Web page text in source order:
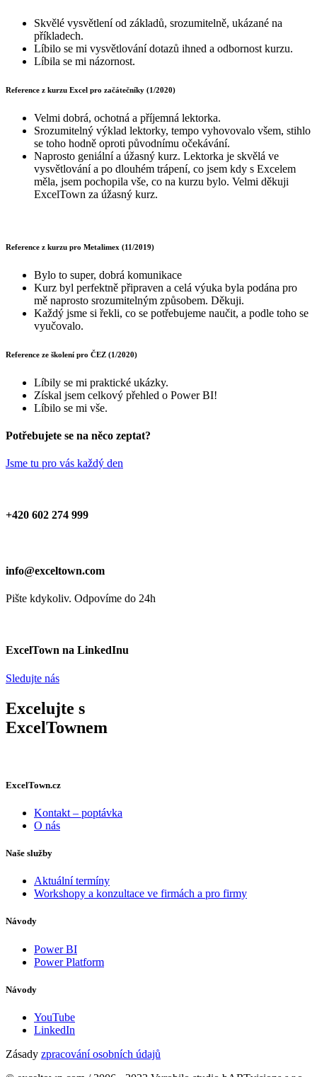
Skvělé vysvětlení od základů, srozumitelně, ukázané na
příkladech.
Líbilo se mi vysvětlování dotazů ihned a odbornost kurzu.
Líbila se mi názornost.
Reference z kurzu Excel pro začátečníky (1/2020)
Velmi dobrá, ochotná a příjemná lektorka.
Srozumitelný výklad lektorky, tempo vyhovovalo všem, stihlo
se toho hodně oproti původnímu očekávání.
Naprosto geniální a úžasný kurz. Lektorka je skvělá ve
vysvětlování a po dlouhém trápení, co jsem kdy s Excelem
měla, jsem pochopila vše, co na kurzu bylo. Velmi děkuji
ExcelTown za úžasný kurz.
Reference z kurzu pro Metalimex (11/2019)
Bylo to super, dobrá komunikace
Kurz byl perfektně připraven a celá výuka byla podána pro
mě naprosto srozumitelným způsobem. Děkuji.
Každý jsme si řekli, co se potřebujeme naučit, a podle toho se
vyučovalo.
Reference ze školení pro ČEZ (1/2020)
Líbily se mi praktické ukázky.
Získal jsem celkový přehled o Power BI!
Líbilo se mi vše.
Potřebujete se na něco zeptat?
Jsme tu pro vás každý den
+420 602 274 999
info@exceltown.com
Pište kdykoliv. Odpovíme do 24h
ExcelTown na LinkedInu
Sledujte nás
Excelujte s
ExcelTownem
ExcelTown.cz
Kontakt – poptávka
O nás
Naše služby
Aktuální termíny
Workshopy a konzultace ve firmách a pro firmy
Návody
Power BI
Power Platform
Návody
YouTube
LinkedIn
Zásady zpracování osobních údajů